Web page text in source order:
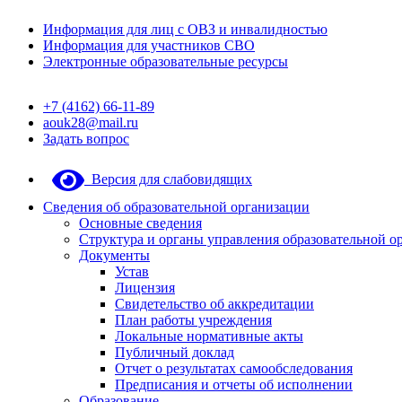
Информация для лиц с ОВЗ и инвалидностью
Информация для участников СВО
Электронные образовательные ресурсы
+7 (4162) 66-11-89
aouk28@mail.ru
Задать вопрос
Версия для слабовидящих
Сведения об образовательной организации
Основные сведения
Структура и органы управления образовательной
Документы
Устав
Лицензия
Свидетельство об аккредитации
План работы учреждения
Локальные нормативные акты
Публичный доклад
Отчет о результатах самообследования
Предписания и отчеты об исполнении